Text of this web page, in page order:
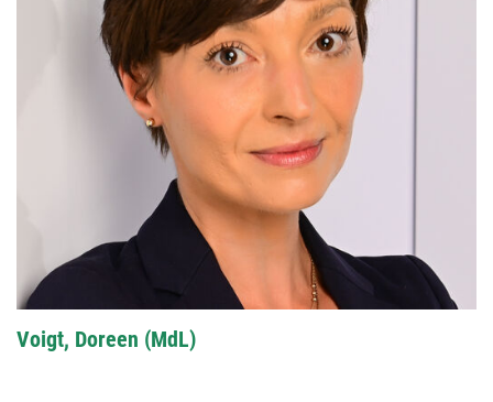
Voigt, Doreen (MdL)